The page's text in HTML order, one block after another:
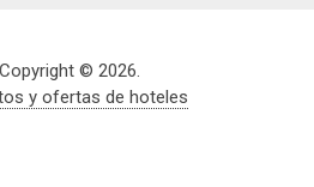
Copyright © 2026.
y ofertas de hoteles